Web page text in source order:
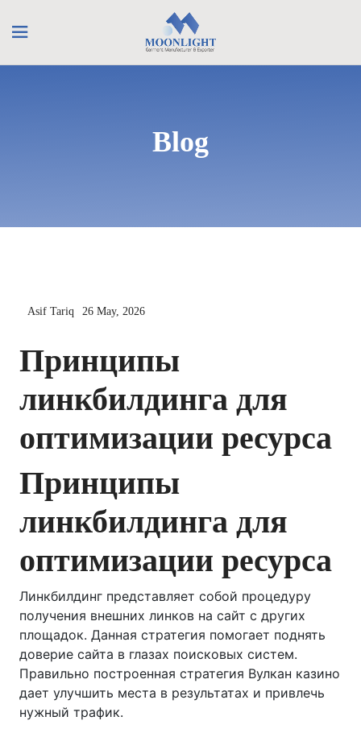
Blog
Asif Tariq 26 May, 2026
Принципы
линкбилдинга для
оптимизации ресурса
Принципы
линкбилдинга для
оптимизации ресурса
Линкбилдинг представляет собой процедуру
получения внешних линков на сайт с других
площадок. Данная стратегия помогает поднять
доверие сайта в глазах поисковых систем.
Правильно построенная стратегия Вулкан казино
дает улучшить места в результатах и привлечь
нужный трафик.